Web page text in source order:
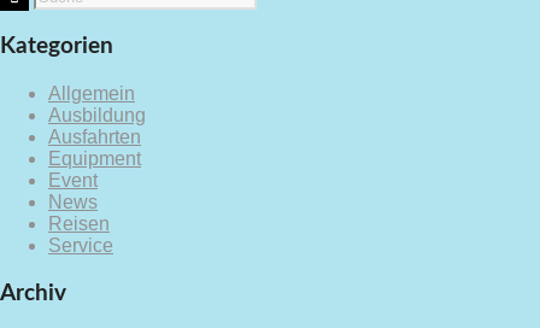
Kategorien
Allgemein
Ausbildung
Ausfahrten
Equipment
Event
News
Reisen
Service
Archiv